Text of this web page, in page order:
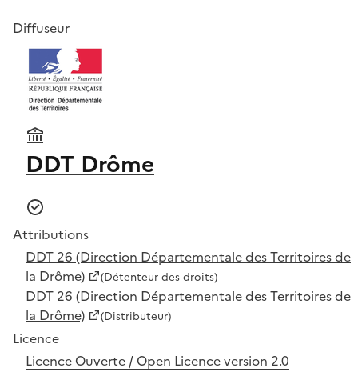
Diffuseur
DDT Drôme
Attributions
DDT 26 (Direction Départementale des Territoires de
la Drôme)
(Détenteur des droits)
DDT 26 (Direction Départementale des Territoires de
la Drôme)
(Distributeur)
Licence
Licence Ouverte / Open Licence version 2.0